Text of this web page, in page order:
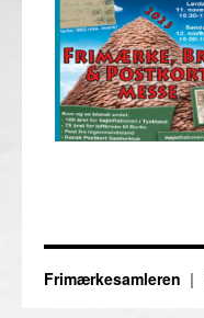
Frimærkesamleren